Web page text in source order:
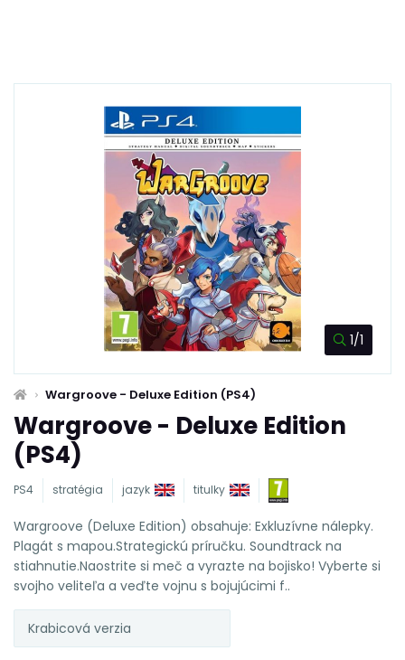
1/1
Wargroove - Deluxe Edition (PS4)
Wargroove - Deluxe Edition
(PS4)
PS4 stratégia jazyk titulky
Wargroove (Deluxe Edition) obsahuje: Exkluzívne nálepky.
Plagát s mapou.Strategickú príručku. Soundtrack na
stiahnutie.Naostrite si meč a vyrazte na bojisko! Vyberte si
svojho veliteľa a veďte vojnu s bojujúcimi f..
Krabicová verzia